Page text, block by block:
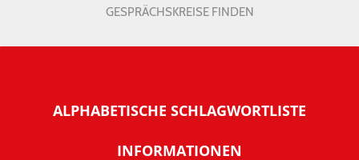
GESPRÄCHSKREISE FINDEN
ALPHABETISCHE SCHLAGWORTLISTE
INFORMATIONEN